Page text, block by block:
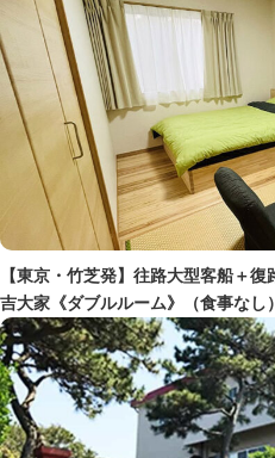
【東京・竹芝発】往路大型客船＋
吉大家《ダブルルーム》（食事なし